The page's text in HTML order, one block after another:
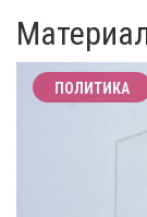
ПОЛИТИКА